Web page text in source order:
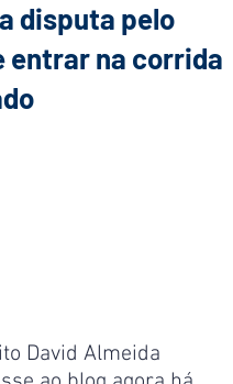
disputa pelo
entrar na corrida
David Almeida